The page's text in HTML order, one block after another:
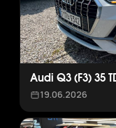
Audi Q3 (F3) 35
19.06.2026